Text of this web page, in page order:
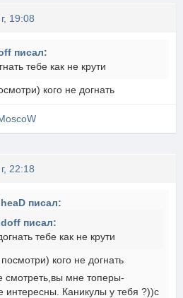
19:08
писал:
тебе как не крути
кого не догнать
22:18
писал:
писал:
тебе как не крути
кого не догнать
смотреть,вы мне топеры-
интересны. Каникулы у тебя ?))с